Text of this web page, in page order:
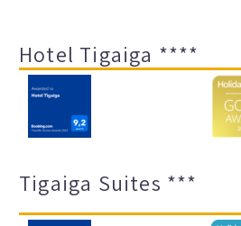
Hotel Tigaiga ****
Tigaiga Suites ***